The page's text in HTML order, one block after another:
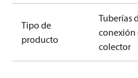
Tipo de
producto
Tuberías
conexión
colector